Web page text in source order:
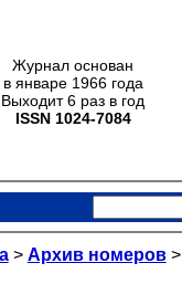
Журнал основан
в январе 1966 года
Выходит 6 раз в год
ISSN 1024-7084
> Архив номеров>